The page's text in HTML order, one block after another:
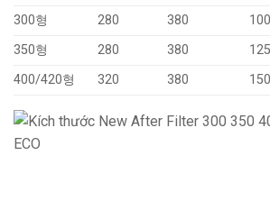
300형
280 380 100
350형
280 380 125
400/420형
320 380 150